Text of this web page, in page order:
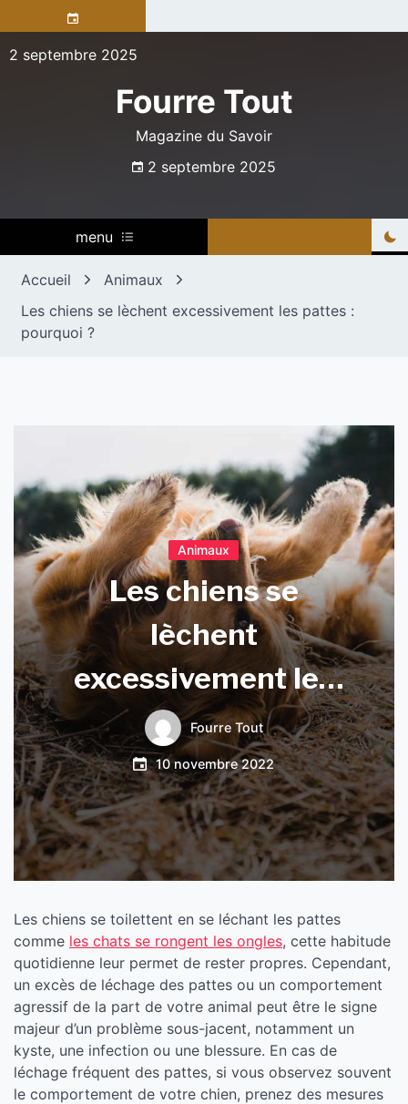
to
content
2 septembre 2025
Fourre Tout
Magazine du Savoir
2 septembre 2025
menu
Accueil
Animaux
Les chiens se lèchent excessivement les pattes :
pourquoi ?
Animaux
Les chiens se
lèchent
excessivement les
pattes : pourquoi ?
Fourre Tout
10 novembre 2022
Les chiens se toilettent en se léchant les pattes
comme les chats se rongent les ongles, cette habitude
quotidienne leur permet de rester propres. Cependant,
un excès de léchage des pattes ou un comportement
agressif de la part de votre animal peut être le signe
majeur d’un problème sous-jacent, notamment un
kyste, une infection ou une blessure. En cas de
léchage fréquent des pattes, si vous observez souvent
le comportement de votre chien, prenez des mesures